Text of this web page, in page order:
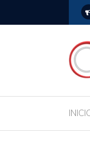
escolares e